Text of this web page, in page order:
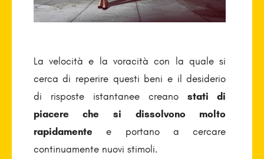
La velocità e la voracità con la quale si
cerca di reperire questi beni e il desiderio
di risposte istantanee creanostati di
piacere che si dissolvono molto
rapidamente e portano a cercare
continuamente nuovi stimoli.